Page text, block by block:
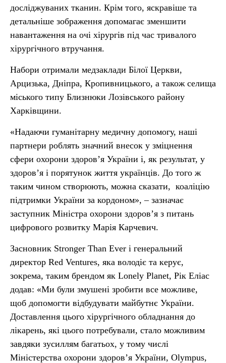
досліджуваних тканин. Крім того, яскравіше та
детальніше зображення допомагає зменшити
навантаження на очі хірургів під час тривалого
хірургічного втручання.
Набори отримали медзаклади Білої Церкви,
Арцизька, Дніпра, Кропивницького, а також селища
міського типу Близнюки Лозівського району
Харківщини.
«Надаючи гуманітарну медичну допомогу, наші
партнери роблять значний внесок у зміцнення
сфери охорони здоров’я України і, як результат, у
здоров’я і порятунок життя українців. До того ж
таким чином створюють, можна сказати, коаліцію
підтримки України за кордоном», – зазначає
заступник Міністра охорони здоров’я з питань
цифрового розвитку Марія Карчевич.
Засновник Stronger Than Ever і генеральний
директор Red Ventures, яка володіє та керує,
зокрема, таким брендом як Lonely Planet, Рік Еліас
додав: «Ми були змушені зробити все можливе,
щоб допомогти відбудувати майбутнє України.
Доставлення цього хірургічного обладнання до
лікарень, які цього потребували, стало можливим
завдяки зусиллям багатьох, у тому числі
Міністерства охорони здоров’я України, Olympus,